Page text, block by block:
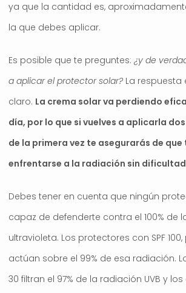
ya que la cantidad es,
la que debes aplicar.
Es posible que te preguntes: ¿y de
a aplicar el protector solar? La respuesta
claro. La crema solar va perdiendo
día, por lo que si vuelves a aplicarla
de la primera vez te asegurarás de que
enfrentarse a la radiación sin
Debes tener en cuenta que ningún
capaz de defenderte contra el 100% de
ultravioleta. Los protectores con SPF
actúan sobre el 99% de esa radiación.
30 filtran el 97% de la radiación UVB y los